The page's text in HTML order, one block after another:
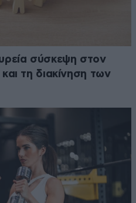
σύσκεψη στον
τη διακίνηση των